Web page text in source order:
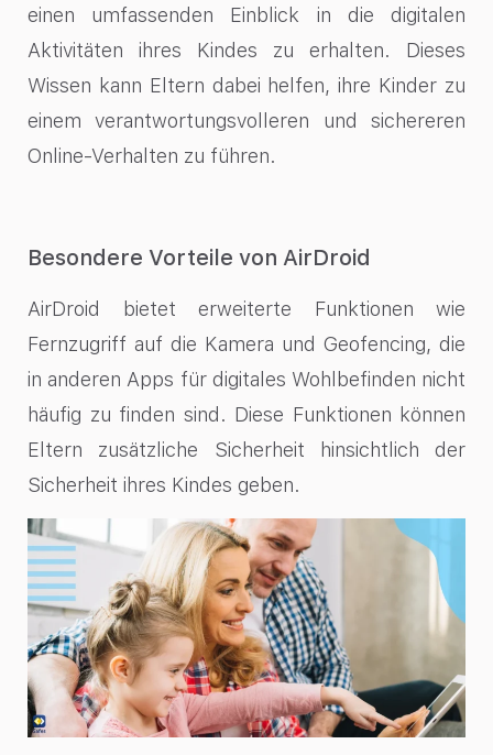
einen umfassenden Einblick in die digitalen
Aktivitäten ihres Kindes zu erhalten. Dieses
Wissen kann Eltern dabei helfen, ihre Kinder zu
einem verantwortungsvolleren und sichereren
Online-Verhalten zu führen.
Besondere Vorteile von AirDroid
AirDroid bietet erweiterte Funktionen wie
Fernzugriff auf die Kamera und Geofencing, die
in anderen Apps für digitales Wohlbefinden nicht
häufig zu finden sind. Diese Funktionen können
Eltern zusätzliche Sicherheit hinsichtlich der
Sicherheit ihres Kindes geben.